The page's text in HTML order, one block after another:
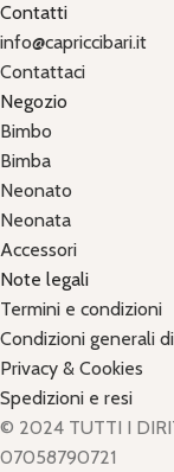
Contatti
info@capriccibari.it
Contattaci
Negozio
Bimbo
Bimba
Neonato
Neonata
Accessori
Note legali
Termini e condizioni
Condizioni generali
Privacy & Cookies
Spedizioni e resi
© 2024 TUTTI I
07058790721